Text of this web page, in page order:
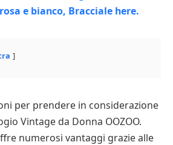
per prendere in considerazione
Vintage da Donna OOZOO.
numerosi vantaggi grazie alle